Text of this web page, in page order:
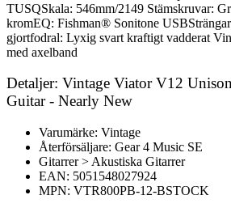
TUSQSkala: 546mm/2149 Stämskruvar:
kromEQ: Fishman® Sonitone
gjortfodral: Lyxig svart kraftigt vadderat
med axelband
Detaljer: Vintage Viator V12
Guitar - Nearly New
Varumärke: Vintage
Återförsäljare: Gear 4 Music SE
Gitarrer > Akustiska Gitarrer
EAN: 5051548027924
MPN: VTR800PB-12-BSTOCK